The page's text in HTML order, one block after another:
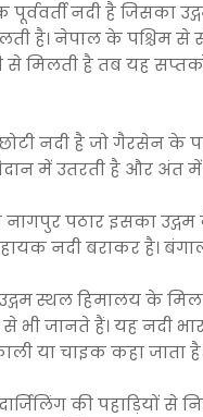
नदी है जिसका
है। नेपाल के पश्चिम
मिलती है तब यह
नदी है जो गैरसेन के
में उतरती है और अंत
नागपुर पठार इसका
नदी बराकर है।
स्थल हिमालय के
भी जानते हैं। यह नदी
या चाइक कहा जाता
की पहाड़ियों